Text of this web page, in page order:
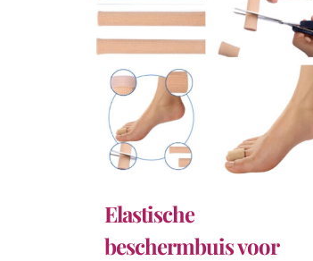
Elastische
beschermbuis voor